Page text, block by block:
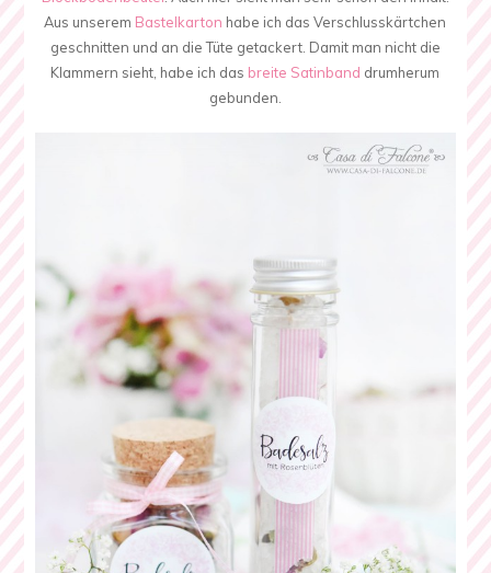
Aus unserem Bastelkarton habe ich das Verschlusskärtchen
geschnitten und an die Tüte getackert. Damit man nicht die
Klammern sieht, habe ich das breite Satinband drumherum
gebunden.